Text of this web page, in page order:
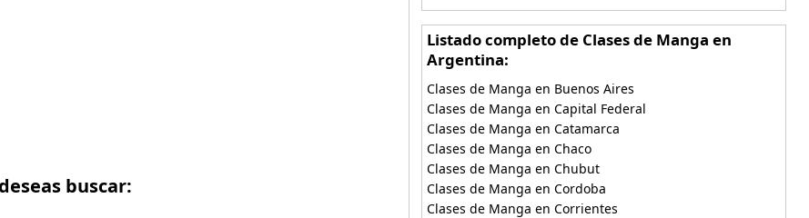
buscar:
Listado completo de Clases de Manga en
Argentina:
Clases de Manga en Buenos Aires
Clases de Manga en Capital Federal
Clases de Manga en Catamarca
Clases de Manga en Chaco
Clases de Manga en Chubut
Clases de Manga en Cordoba
Clases de Manga en Corrientes